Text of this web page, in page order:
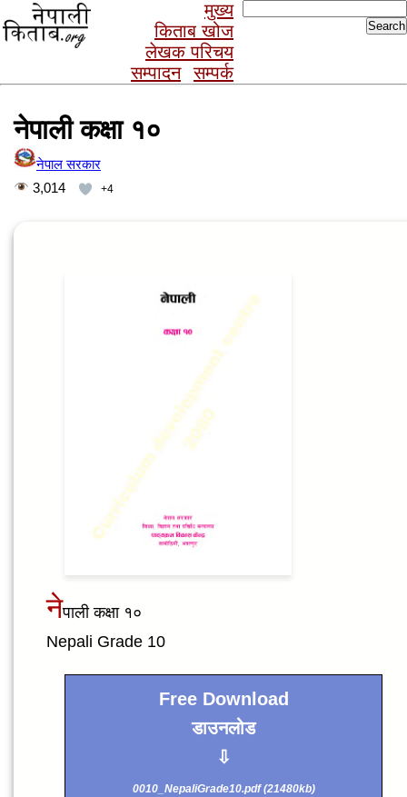
मुख्य
किताब खोज
लेखक परिचय
सम्पादन
सम्पर्क
for:
नेपाली कक्षा १०
नेपाल सरकार
3,014
+4
नेपाली कक्षा १०
Nepali Grade 10
Free Download
डाउनलोड
⇩
0010_NepaliGrade10.pdf (21480kb)